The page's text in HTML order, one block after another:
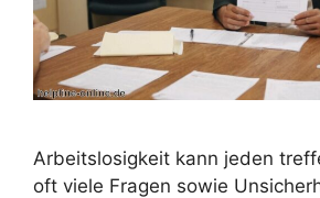
Arbeitslosigkeit kann jeden
oft viele Fragen sowie